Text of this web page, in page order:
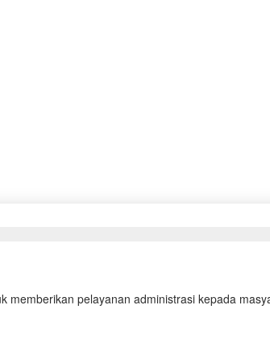
memberikan pelayanan administrasi kepada